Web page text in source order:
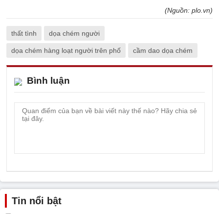
(Nguồn: plo.vn)
thất tình dọa chém người
dọa chém hàng loạt người trên phố cầm dao dọa chém
Bình luận
Tin nổi bật